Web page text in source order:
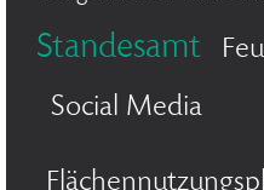
Standesamt
Social Media